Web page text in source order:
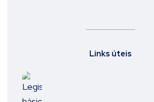
Links úteis